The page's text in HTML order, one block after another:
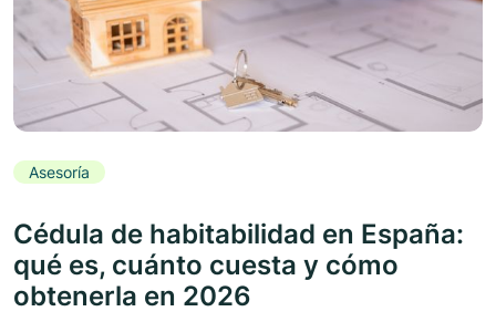
Asesoría
Cédula de habitabilidad en España:
qué es, cuánto cuesta y cómo
obtenerla en 2026